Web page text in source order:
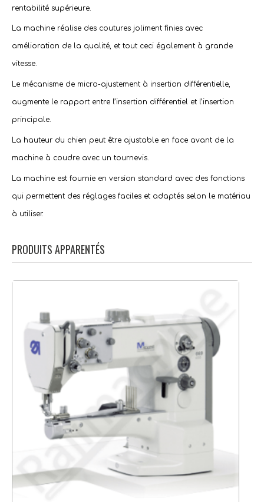
rentabilité supérieure.
La machine réalise des coutures joliment finies avec
amélioration de la qualité, et tout ceci également à grande
vitesse.
Le mécanisme de micro-ajustement à insertion différentielle,
augmente le rapport entre l’insertion différentiel et l’insertion
principale.
La hauteur du chien peut être ajustable en face avant de la
machine à coudre avec un tournevis.
La machine est fournie en version standard avec des fonctions
qui permettent des réglages faciles et adaptés selon le matériau
à utiliser.
PRODUITS APPARENTÉS